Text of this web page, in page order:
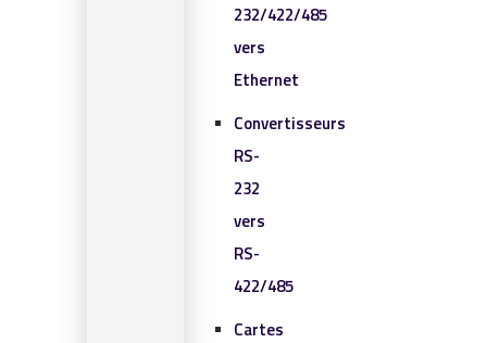
232/422/485
vers
Ethernet
Convertisseurs
RS-
232
vers
RS-
422/485
Cartes